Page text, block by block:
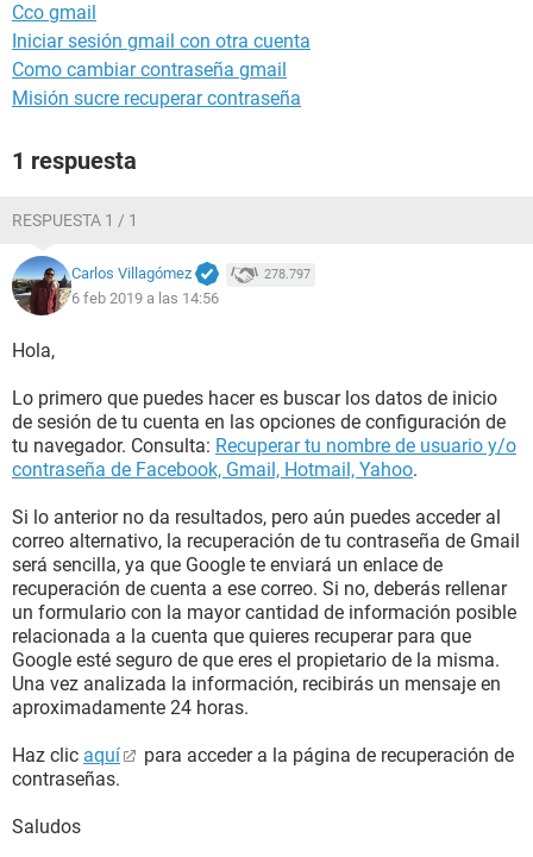
Cco gmail
Iniciar sesión gmail con otra cuenta
Como cambiar contraseña gmail
Misión sucre recuperar contraseña
1 respuesta
RESPUESTA 1 / 1
Carlos Villagómez 278.797
6 feb 2019 a las 14:56
Hola,
Lo primero que puedes hacer es buscar los datos de inicio
de sesión de tu cuenta en las opciones de configuración de
tu navegador. Consulta: Recuperar tu nombre de usuario y/o
contraseña de Facebook, Gmail, Hotmail, Yahoo.
Si lo anterior no da resultados, pero aún puedes acceder al
correo alternativo, la recuperación de tu contraseña de Gmail
será sencilla, ya que Google te enviará un enlace de
recuperación de cuenta a ese correo. Si no, deberás rellenar
un formulario con la mayor cantidad de información posible
relacionada a la cuenta que quieres recuperar para que
Google esté seguro de que eres el propietario de la misma.
Una vez analizada la información, recibirás un mensaje en
aproximadamente 24 horas.
Haz clic aquí
para acceder a la página de recuperación de
contraseñas.
Saludos